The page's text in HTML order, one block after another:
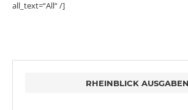
all_text=“All“ /]
RHEINBLICK AUSGABEN